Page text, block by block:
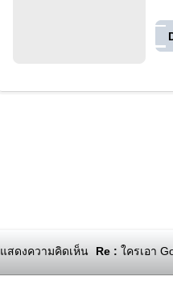
แสดงความคิดเห็น Re : ใครเอา